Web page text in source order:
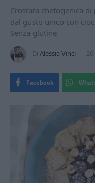
Crostata chetogenica di
dal gusto unico con
Senza glutine.
Di Alessia Vinci
Facebook